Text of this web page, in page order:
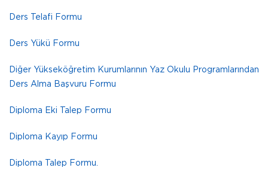
Ders Telafi Formu
Ders Yükü Formu
Diğer Yükseköğretim Kurumlarının Yaz Okulu Programlarından
Ders Alma Başvuru Formu
Diploma Eki Talep Formu
Diploma Kayıp Formu
Diploma Talep Formu.